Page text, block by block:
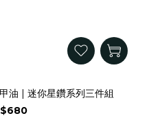
油 | 迷你星鑽系列三件組